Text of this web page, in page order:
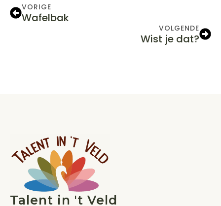
VORIGE
Wafelbak
VOLGENDE
Wist je dat?
Talent in 't Veld